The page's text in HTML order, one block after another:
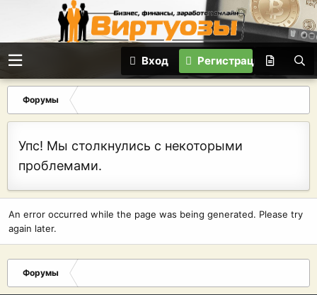
Вход Регистрация
Форумы
Упс! Мы столкнулись с некоторыми
проблемами.
An error occurred while the page was being generated. Please try
again later.
Форумы